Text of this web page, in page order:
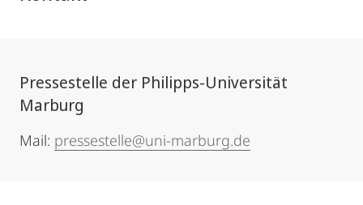
Pressestelle der Philipps-Universität
Marburg
Mail: pressestelle@uni-marburg.de